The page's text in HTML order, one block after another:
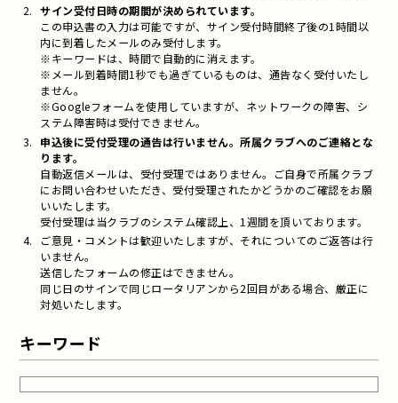
サイン受付日時の期間が決められています。
この申込書の入力は可能ですが、サイン受付時間終了後の1時間以
内に到着したメールのみ受付します。
※キーワードは、時間で自動的に消えます。
※メール到着時間1秒でも過ぎているものは、通告なく受付いたし
ません。
※Googleフォームを使用していますが、ネットワークの障害、シ
ステム障害時は受付できません。
申込後に受付受理の通告は行いません。所属クラブへのご連絡とな
ります。
自動返信メールは、受付受理ではありません。ご自身で所属クラブ
にお問い合わせいただき、受付受理されたかどうかのご確認をお願
いいたします。
受付受理は当クラブのシステム確認上、1週間を頂いております。
ご意見・コメントは歓迎いたしますが、それについてのご返答は行
いません。
送信したフォームの修正はできません。
同じ日のサインで同じロータリアンから2回目がある場合、厳正に
対処いたします。
キーワード